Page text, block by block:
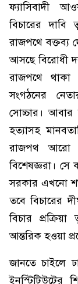
ফ্যাসিবাদী
বিচারের
রাজপথে বক্তব্য
আসছে বিরোধী
রাজপথে
সংগঠনের
সোচ্চার।
হত্যাসহ
রাজপথ আরো
বিশেষজ্ঞরা।
সরকার এখনো
তবে বিচারের
বিচার
আন্তরিক হওয়া
জানতে চাইলে
ইনস্টিটিউটের